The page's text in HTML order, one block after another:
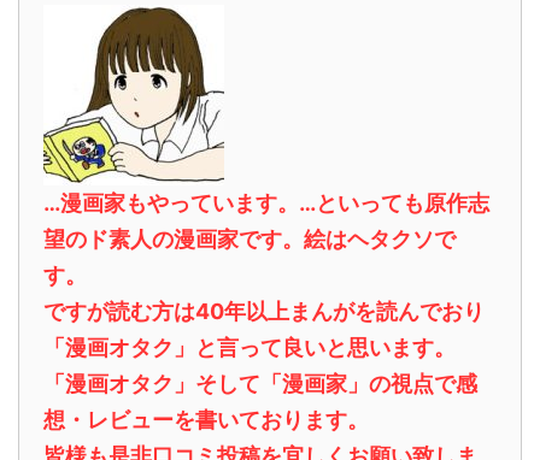
…漫画家もやっています。…といっても原作志
望のド素人の漫画家です。絵はヘタクソで
す。
ですが読む方は40年以上まんがを読んでおり
「漫画オタク」と言って良いと思います。
「漫画オタク」そして「漫画家」の視点で感
想・レビューを書いております。